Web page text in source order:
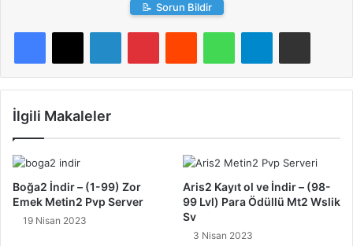
📝 Sorun Bildir
LinkedInPinterestReddit WhatsAppTelegramE-Posta ile paylaş
İlgili Makaleler
Boğa2 İndir – (1-99) Zor
Emek Metin2 Pvp Server
19 Nisan 2023
Aris2 Kayıt ol ve İndir – (98-
99 Lvl) Para Ödüllü Mt2 Wslik
Sv
3 Nisan 2023